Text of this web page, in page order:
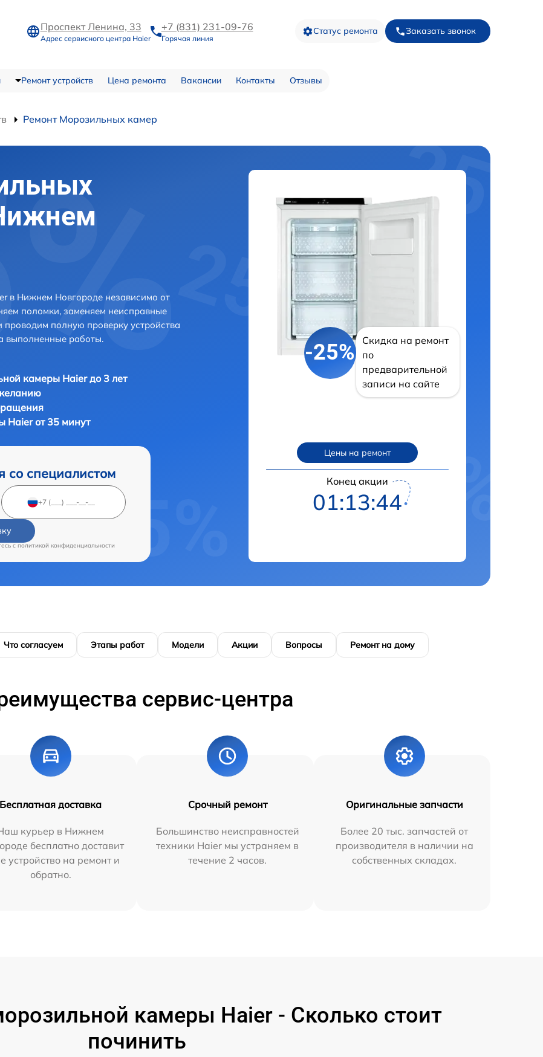
Проспект Ленина, 33
Адрес сервисного центра Haier
+7 (831) 231-09-76
Горячая линия
Статус ремонта Заказать звонок
Ремонт устройств Цена ремонта Вакансии Контакты Отзывы
Ремонт Морозильных камер
в Нижнем Новгороде независимо от
поломки, заменяем неисправные
полную проверку устройства
выполненные работы.
камеры Haier до 3 лет
Haier от 35 минут
со специалистом
cполитикой конфиденциальности
-25%
Скидка на ремонт
по
предварительной
записи на сайте
Цены на ремонт
Конец акции
01:13:43
Что согласуем Этапы работ Модели Акции Вопросы Ремонт на дому
сервис-центра
Бесплатная доставка
курьер в Нижнем
бесплатно доставит
устройство на ремонт и
обратно.
Срочный ремонт
Большинство неисправностей
техники Haier мы устраняем в
течение 2 часов.
Оригинальные запчасти
Более 20 тыс. запчастей от
производителя в наличии на
собственных складах.
камеры Haier - Сколько стоит
починить